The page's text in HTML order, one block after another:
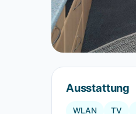
Ausstattung
WLAN TV